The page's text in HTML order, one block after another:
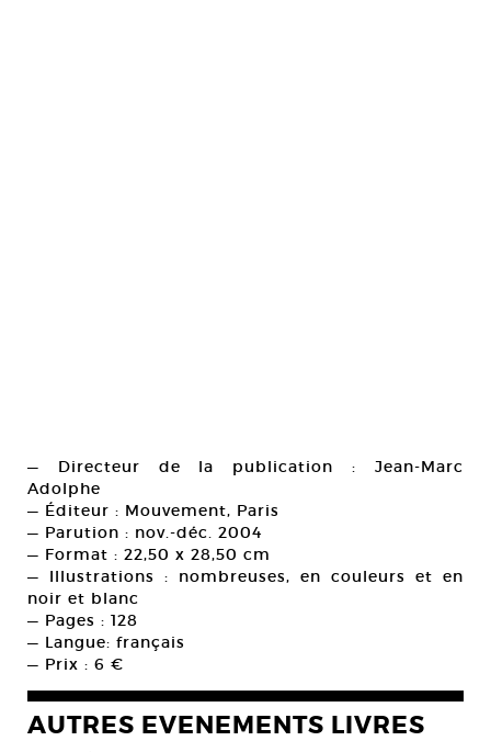
— Directeur de la publication : Jean-Marc
Adolphe
— Éditeur : Mouvement, Paris
— Parution : nov.-déc. 2004
— Format : 22,50 x 28,50 cm
— Illustrations : nombreuses, en couleurs et en
noir et blanc
— Pages : 128
— Langue: français
— Prix : 6 €
AUTRES EVENEMENTS LIVRES